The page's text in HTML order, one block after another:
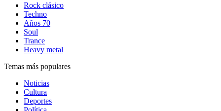
Rock clásico
Techno
Años 70
Soul
Trance
Heavy metal
Temas más populares
Noticias
Cultura
Deportes